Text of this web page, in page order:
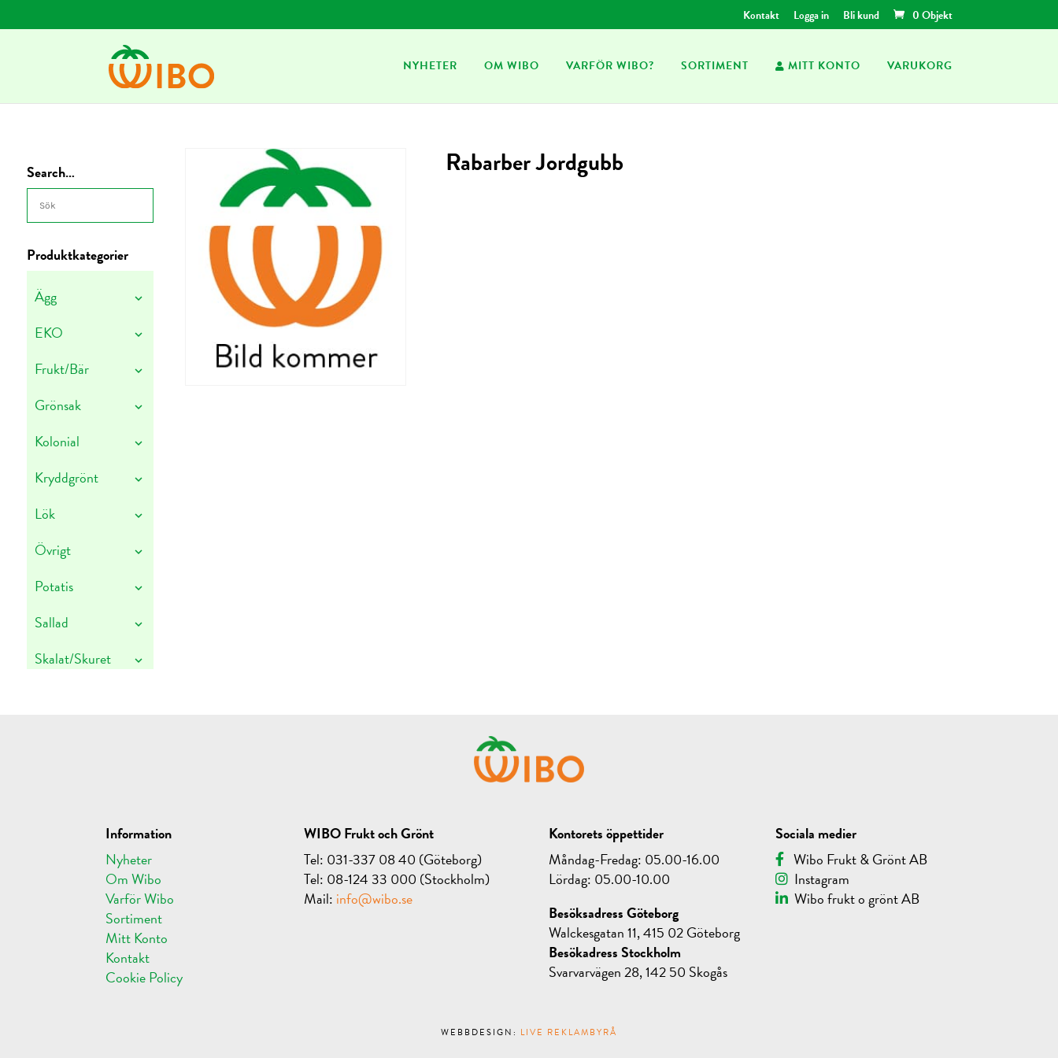
Kontakt Logga in Bli kund 0 Objekt
NYHETER OM WIBO VARFÖR WIBO? SORTIMENT MITT KONTO VARUKORG
Rabarber Jordgubb
Search…
Produktkategorier
Ägg
EKO
Frukt/Bär
Grönsak
Kolonial
Kryddgrönt
Lök
Övrigt
Potatis
Sallad
Skalat/Skuret
Information
Nyheter
Om Wibo
Varför Wibo
Sortiment
Mitt Konto
Kontakt
Cookie Policy
WIBO Frukt och Grönt
Tel: 031-337 08 40 (Göteborg)
Tel: 08-124 33 000 (Stockholm)
Mail: info@wibo.se
Kontorets öppettider
Måndag-Fredag: 05.00-16.00
Lördag: 05.00-10.00
Besöksadress Göteborg
Walckesgatan 11, 415 02 Göteborg
Besökadress Stockholm
Svarvarvägen 28, 142 50 Skogås
Sociala medier
Wibo Frukt & Grönt AB
Instagram
Wibo frukt o grönt AB
WEBBDESIGN: LIVE REKLAMBYRÅ